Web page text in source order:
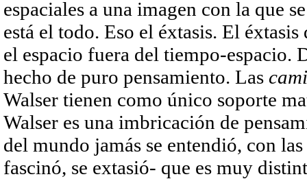
espaciales a una imagen con la que
está el todo. Eso el éxtasis. El
el espacio fuera del tiempo-espacio.
hecho de puro pensamiento. Las
Walser tienen como único soporte
Walser es una imbricación de
del mundo jamás se entendió, con
fascinó, se extasió- que es muy